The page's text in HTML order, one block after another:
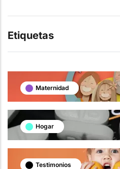
Etiquetas
Maternidad
Hogar
Testimonios